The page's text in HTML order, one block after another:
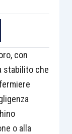
con
stabilito che
o alla